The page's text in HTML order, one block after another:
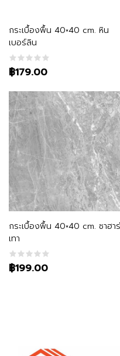
กระเบื้องพื้น 40×40 cm. หิน
เบอร์ลิน
฿179.00
อ่านเพิ่ม
กระเบื้องพื้น 40×40 cm. ซาฮา
เทา
฿199.00
หยิบใส่ตะกร้า